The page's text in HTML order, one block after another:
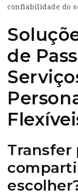
confiabilidade do
de
Transfer